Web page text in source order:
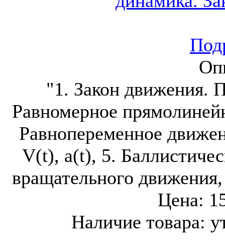
"1. Закон движения.
Равномерное
Равнопеременное
V(t), a(t), 5.
вращательного
Цена:
Наличие товара: